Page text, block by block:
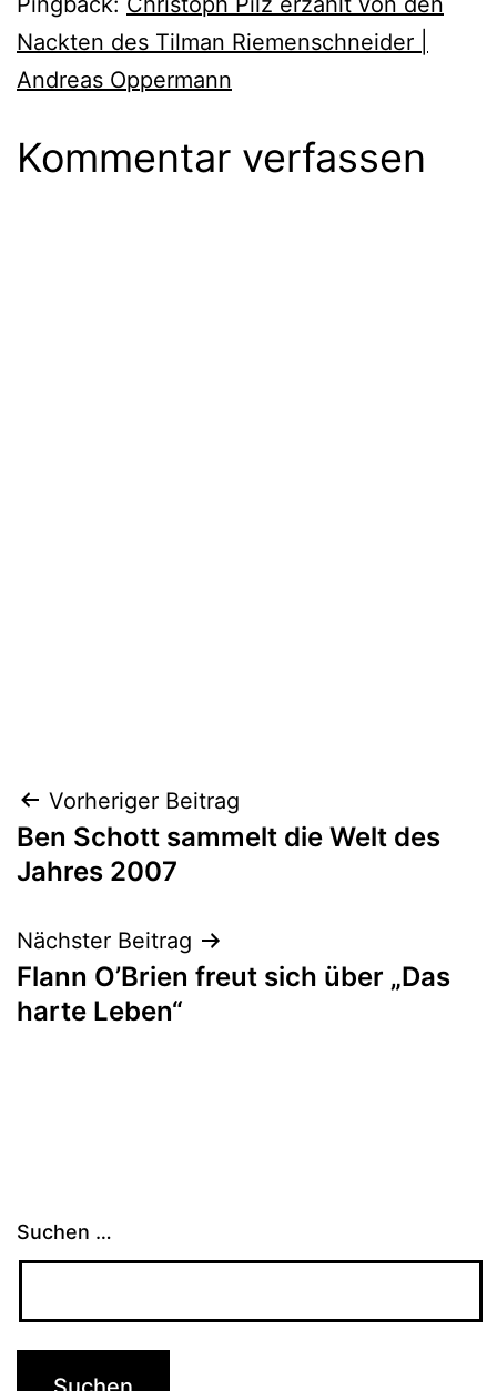
Nackten des Tilman Riemenschneider |
Andreas Oppermann
Kommentar verfassen
Beitragsnavigation
Vorheriger Beitrag
Ben Schott sammelt die Welt des
Jahres 2007
Nächster Beitrag
Flann O’Brien freut sich über „Das
harte Leben“
Suchen …